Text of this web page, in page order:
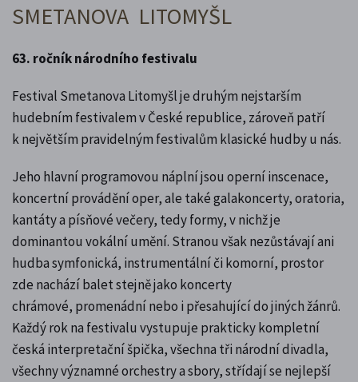
SMETANOVA LITOMYŠL
63. ročník národního festivalu
Festival Smetanova Litomyšl je druhým nejstarším
hudebním festivalem v České republice, zároveň patří
k největším pravidelným festivalům klasické hudby u nás.
Jeho hlavní programovou náplní jsou operní inscenace,
koncertní provádění oper, ale také galakoncerty, oratoria,
kantáty a písňové večery, tedy formy, v nichž je
dominantou vokální umění. Stranou však nezůstávají ani
hudba symfonická, instrumentální či komorní, prostor
zde nachází balet stejně jako koncerty
chrámové, promenádní nebo i přesahující do jiných žánrů.
Každý rok na festivalu vystupuje prakticky kompletní
česká interpretační špička, všechna tři národní divadla,
všechny významné orchestry a sbory, střídají se nejlepší